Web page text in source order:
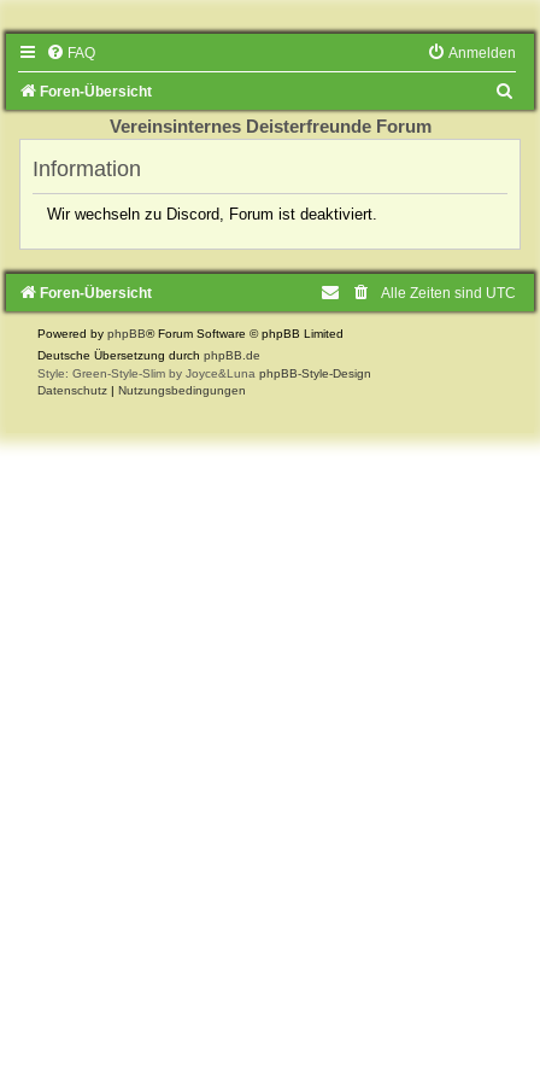
FAQ Anmelden
Foren-Übersicht
Vereinsinternes Deisterfreunde Forum
Information
Wir wechseln zu Discord, Forum ist deaktiviert.
Foren-Übersicht Alle Zeiten sind UTC
Powered by phpBB® Forum Software © phpBB Limited
Deutsche Übersetzung durch phpBB.de
Style: Green-Style-Slim by Joyce&Luna phpBB-Style-Design
Datenschutz | Nutzungsbedingungen